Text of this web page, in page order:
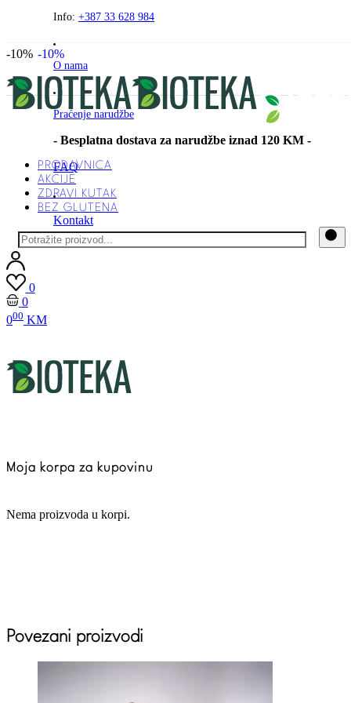
PreskočiteInfo: +387 33 628 984
O nama
Praćenje narudžbe
- Besplatna dostava za narudžbe iznad 120 KM -
FAQ
Kontakt
PRODAVNICA
AKCIJE
ZDRAVI KUTAK
BEZ GLUTENA
0
0
000 KM
Moja korpa za kupovinu
Nema proizvoda u korpi.
-10%
Povezani proizvodi
-10%